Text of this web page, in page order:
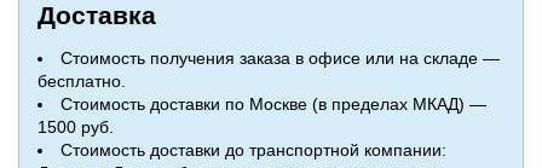
Доставка
Стоимость получения заказа в офисе или на складе —
бесплатно.
Стоимость доставки по Москве (в пределах МКАД) —
1500 руб.
Стоимость доставки до транспортной компании: